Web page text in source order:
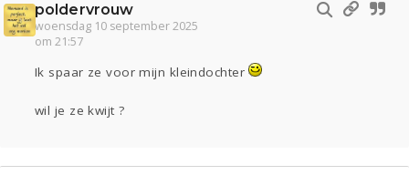
Actueel Oekraïne
Kinderen
Zwanger
Psyche Thuis
Gevraagd
poldervrouw
woensdag 10 september 2025
om 21:57
Ik spaar ze voor mijn kleindochter
wil je ze kwijt ?